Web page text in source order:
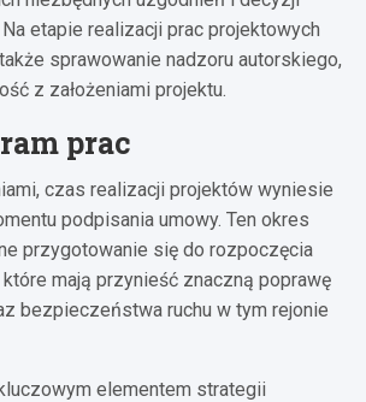
etapie realizacji prac projektowych
sprawowanie nadzoru autorskiego,
z założeniami projektu.
prac
czas realizacji projektów wyniesie
podpisania umowy. Ten okres
przygotowanie się do rozpoczęcia
mają przynieść znaczną poprawę
bezpieczeństwa ruchu w tym rejonie
elementem strategii